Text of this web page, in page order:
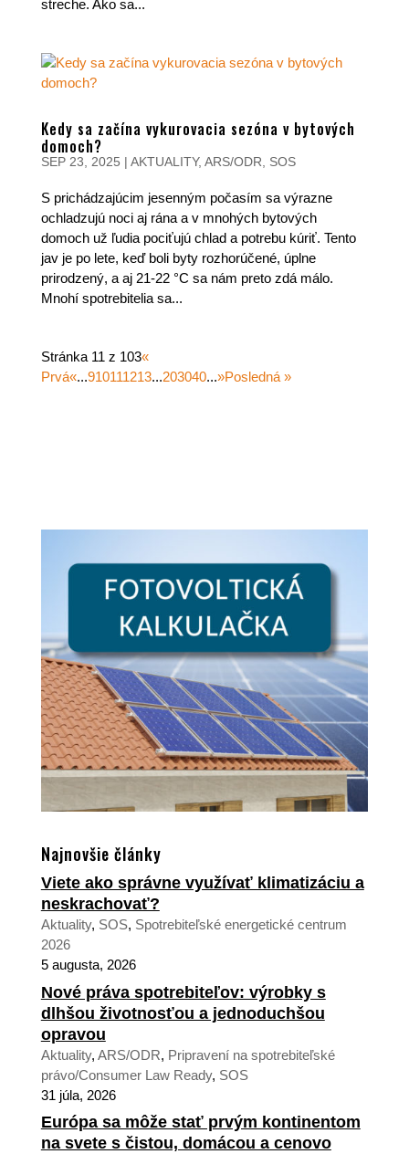
streche. Ako sa...
Kedy sa začína vykurovacia sezóna v bytových
domoch?
SEP 23, 2025 | AKTUALITY, ARS/ODR SOS
S prichádzajúcim jesenným počasím sa výrazne
ochladzujú noci aj rána a v mnohých bytových
domoch už ľudia pociťujú chlad a potrebu kúriť. Tento
jav je po lete, keď boli byty rozhorúčené, úplne
prirodzený, a aj 21-22 °C sa nám preto zdá málo.
Mnohí spotrebitelia sa...
Stránka 11 z 103«
Prvá«...910111213...203040...»Posledná »
Najnovšie články
Viete ako správne využívať klimatizáciu a
neskrachovať?
Aktuality, SOS, Spotrebiteľské energetické centrum
2026
5 augusta, 2026
Nové práva spotrebiteľov: výrobky s
dlhšou životnosťou a jednoduchšou
opravou
Aktuality, ARS/ODR, Pripravení na spotrebiteľské
právo/Consumer Law Ready, SOS
31 júla, 2026
Európa sa môže stať prvým kontinentom
na svete s čistou, domácou a cenovo